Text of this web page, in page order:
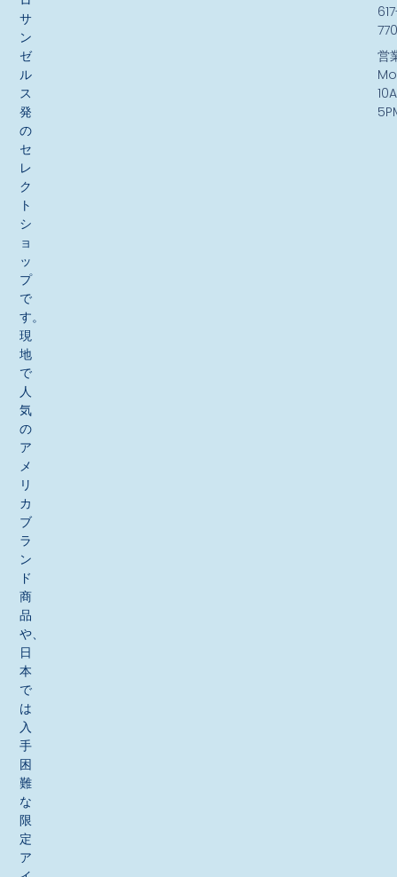
サ
ン
ゼ
ル
ス
発
の
セ
レ
ク
ト
シ
ョ
ッ
プ
で
す。
現
地
で
人
気
の
ア
メ
リ
カ
ブ
ラ
ン
ド
商
品
や、
日
本
で
は
入
手
困
難
な
限
定
ア
営